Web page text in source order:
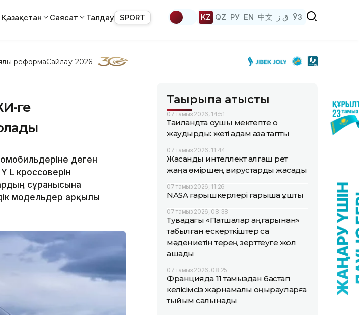
Қазақстан Саясат Талдау SPORT KZ QZ РУ EN 中文 ق ز ЎЗ
реформаСайлау-2026
ге
деген
L кроссоверін
сұранысына
модельдер арқылы
Тақырыпқа қатысты
07 тамыз 2026, 14:51
Таиландта оқушы мектепте оқ
жаудырды: жеті адам қаза тапты
07 тамыз 2026, 11:44
Жасанды интеллект алғаш рет
жаңа өміршең вирустарды жасады
07 тамыз 2026, 11:26
NASA ғарышкерлері ғарышқа ұшты
07 тамыз 2026, 08:38
Тувадағы «Патшалар аңғарынан»
табылған ескерткіштер сақ
мәдениетін терең зерттеуге жол
ашады
07 тамыз 2026, 08:25
Францияда 11 тамыздан бастап
келісімсіз жарнамалық қоңырауларға
тыйым салынады